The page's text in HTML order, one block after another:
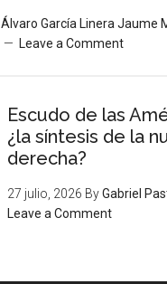
Álvaro García Linera Jaume
Leave a Comment
Escudo de las
¿la síntesis de la
derecha?
27 julio, 2026 ByGabriel
Leave a Comment